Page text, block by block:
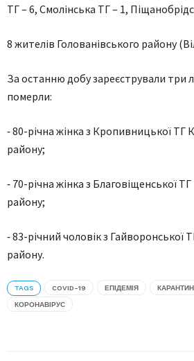
ТГ – 6, Смолінська ТГ – 1,
8 жителів Голованівського району
За останню добу зареєстрували три
померли:
⁃ 80-річна жінка з Кропивницької
району;
⁃ 70-річна жінка з Благовіщенської
району;
⁃ 83-річний чоловік з Гайворонської
району.
TAGS COVID-19 ЕПІДЕМІЯ КАРАНТИН
КОРОНАВІРУС